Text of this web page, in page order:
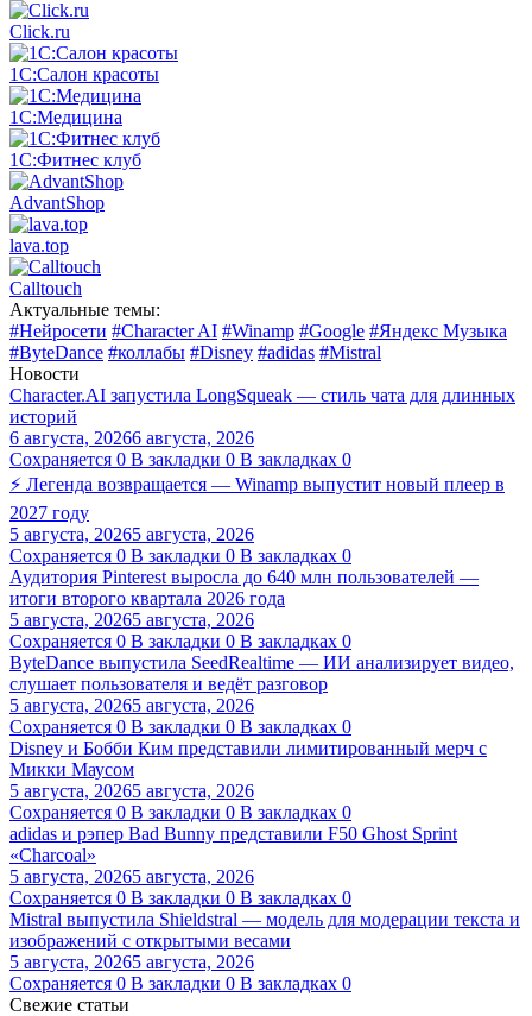
Click.ru
1С:Салон красоты
1С:Медицина
1С:Фитнес клуб
AdvantShop
lava.top
Calltouch
Актуальные темы:
#Нейросети #Character AI #Winamp #Google #Яндекс Музыка
#ByteDance #коллабы #Disney #adidas #Mistral
Новости
Character.AI запустила LongSqueak — стиль чата для длинных
историй
6 августа, 20266 августа, 2026
Сохраняется 0 В закладки 0 В закладках 0
⚡ Легенда возвращается — Winamp выпустит новый плеер в
2027 году
5 августа, 20265 августа, 2026
Сохраняется 0 В закладки 0 В закладках 0
Аудитория Pinterest выросла до 640 млн пользователей —
итоги второго квартала 2026 года
5 августа, 20265 августа, 2026
Сохраняется 0 В закладки 0 В закладках 0
ByteDance выпустила SeedRealtime — ИИ анализирует видео,
слушает пользователя и ведёт разговор
5 августа, 20265 августа, 2026
Сохраняется 0 В закладки 0 В закладках 0
Disney и Бобби Ким представили лимитированный мерч с
Микки Маусом
5 августа, 20265 августа, 2026
Сохраняется 0 В закладки 0 В закладках 0
adidas и рэпер Bad Bunny представили F50 Ghost Sprint
«Charcoal»
5 августа, 20265 августа, 2026
Сохраняется 0 В закладки 0 В закладках 0
Mistral выпустила Shieldstral — модель для модерации текста и
изображений с открытыми весами
5 августа, 20265 августа, 2026
Сохраняется 0 В закладки 0 В закладках 0
Свежие статьи